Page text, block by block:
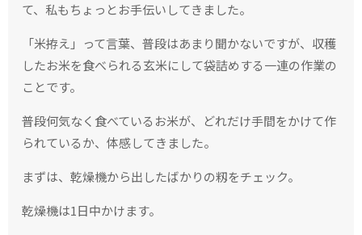
て、私もちょっとお手伝いしてきました。
「米拵え」って言葉、普段はあまり聞かないですが、収穫
したお米を食べられる玄米にして袋詰めする一連の作業の
ことです。
普段何気なく食べているお米が、どれだけ手間をかけて作
られているか、体感してきました。
まずは、乾燥機から出したばかりの籾をチェック。
乾燥機は1日中かけます。